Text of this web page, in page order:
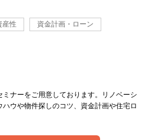
産性 資金計画・ローン
ナーをご用意しております。リノベーシ
ウや物件探しのコツ、資金計画や住宅ロ